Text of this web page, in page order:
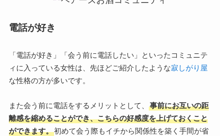
電話が好き
「電話が好き」「会う前に電話したい」といったコミュニテ
ィに入っている女性は、先ほどご紹介したような寂しがり屋
な性格の方が多いです。
また会う前に電話をするメリットとして、
事前にお互いの距
離感を縮めることができ、こちらの好感度を上げておくこと
ができます。初めて会う際もイチから関係性を築く手間が省